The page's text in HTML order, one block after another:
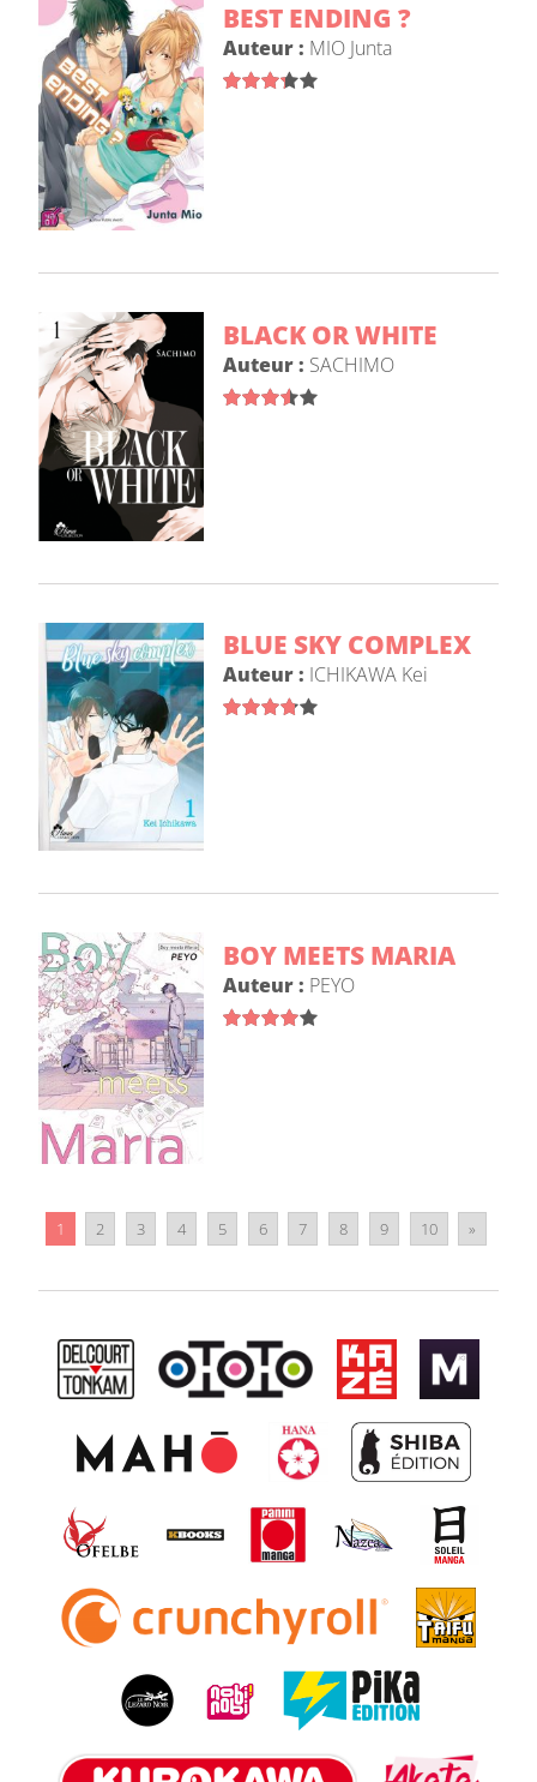
BEST ENDING ?
Auteur : MIO Junta
BLACK OR WHITE
Auteur : SACHIMO
BLUE SKY COMPLEX
Auteur : ICHIKAWA Kei
BOY MEETS MARIA
Auteur : PEYO
1 2 3 4 5 6 7 8 9 10 »